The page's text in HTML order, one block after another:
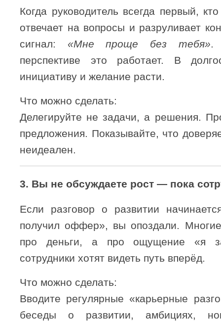
Когда руководитель всегда первый,
отвечает на вопросы и разруливает
сигнал: «Мне проще без тебя».
перспективе это работает. В
инициативу и желание расти.
Что можно сделать:
Делегируйте не задачи, а решения.
предложения. Показывайте, что
неидеален.
3. Вы не обсуждаете рост — пока
Если разговор о развитии
получил оффер», вы опоздали.
про деньги, а про ощущение «я
сотрудники хотят видеть путь вперёд.
Что можно сделать:
Вводите регулярные «карьерные
беседы о развитии, амбициях,